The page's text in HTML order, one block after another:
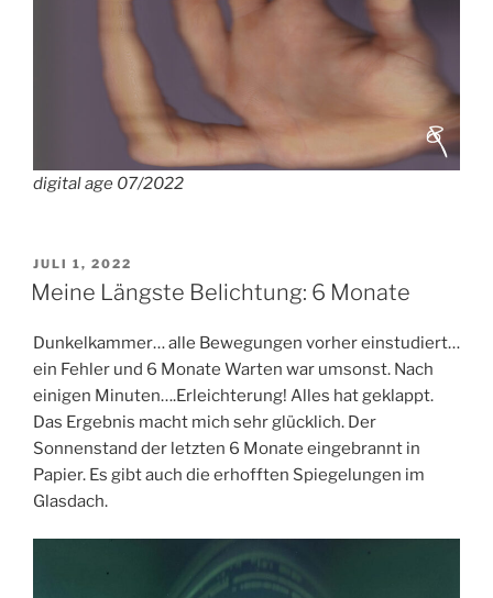
digital age 07/2022
VERÖFFENTLICHT
AM
JULI 1, 2022
Meine Längste Belichtung: 6 Monate
Dunkelkammer… alle Bewegungen vorher einstudiert…
ein Fehler und 6 Monate Warten war umsonst. Nach
einigen Minuten….Erleichterung! Alles hat geklappt.
Das Ergebnis macht mich sehr glücklich. Der
Sonnenstand der letzten 6 Monate eingebrannt in
Papier. Es gibt auch die erhofften Spiegelungen im
Glasdach.